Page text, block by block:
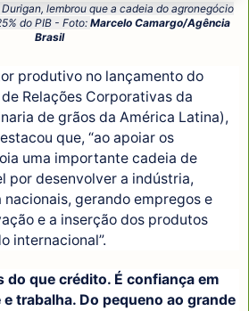
lembrou que a cadeia do agronegócio
do PIB - Foto: Marcelo Camargo/Agência
Brasil
produtivo no lançamento do
Relações Corporativas da
de grãos da América Latina),
que, “ao apoiar os
uma importante cadeia de
por desenvolver a indústria,
gerando empregos e
e a inserção dos produtos
internacional”.
do que crédito. É confiança em
trabalha. Do pequeno ao grande